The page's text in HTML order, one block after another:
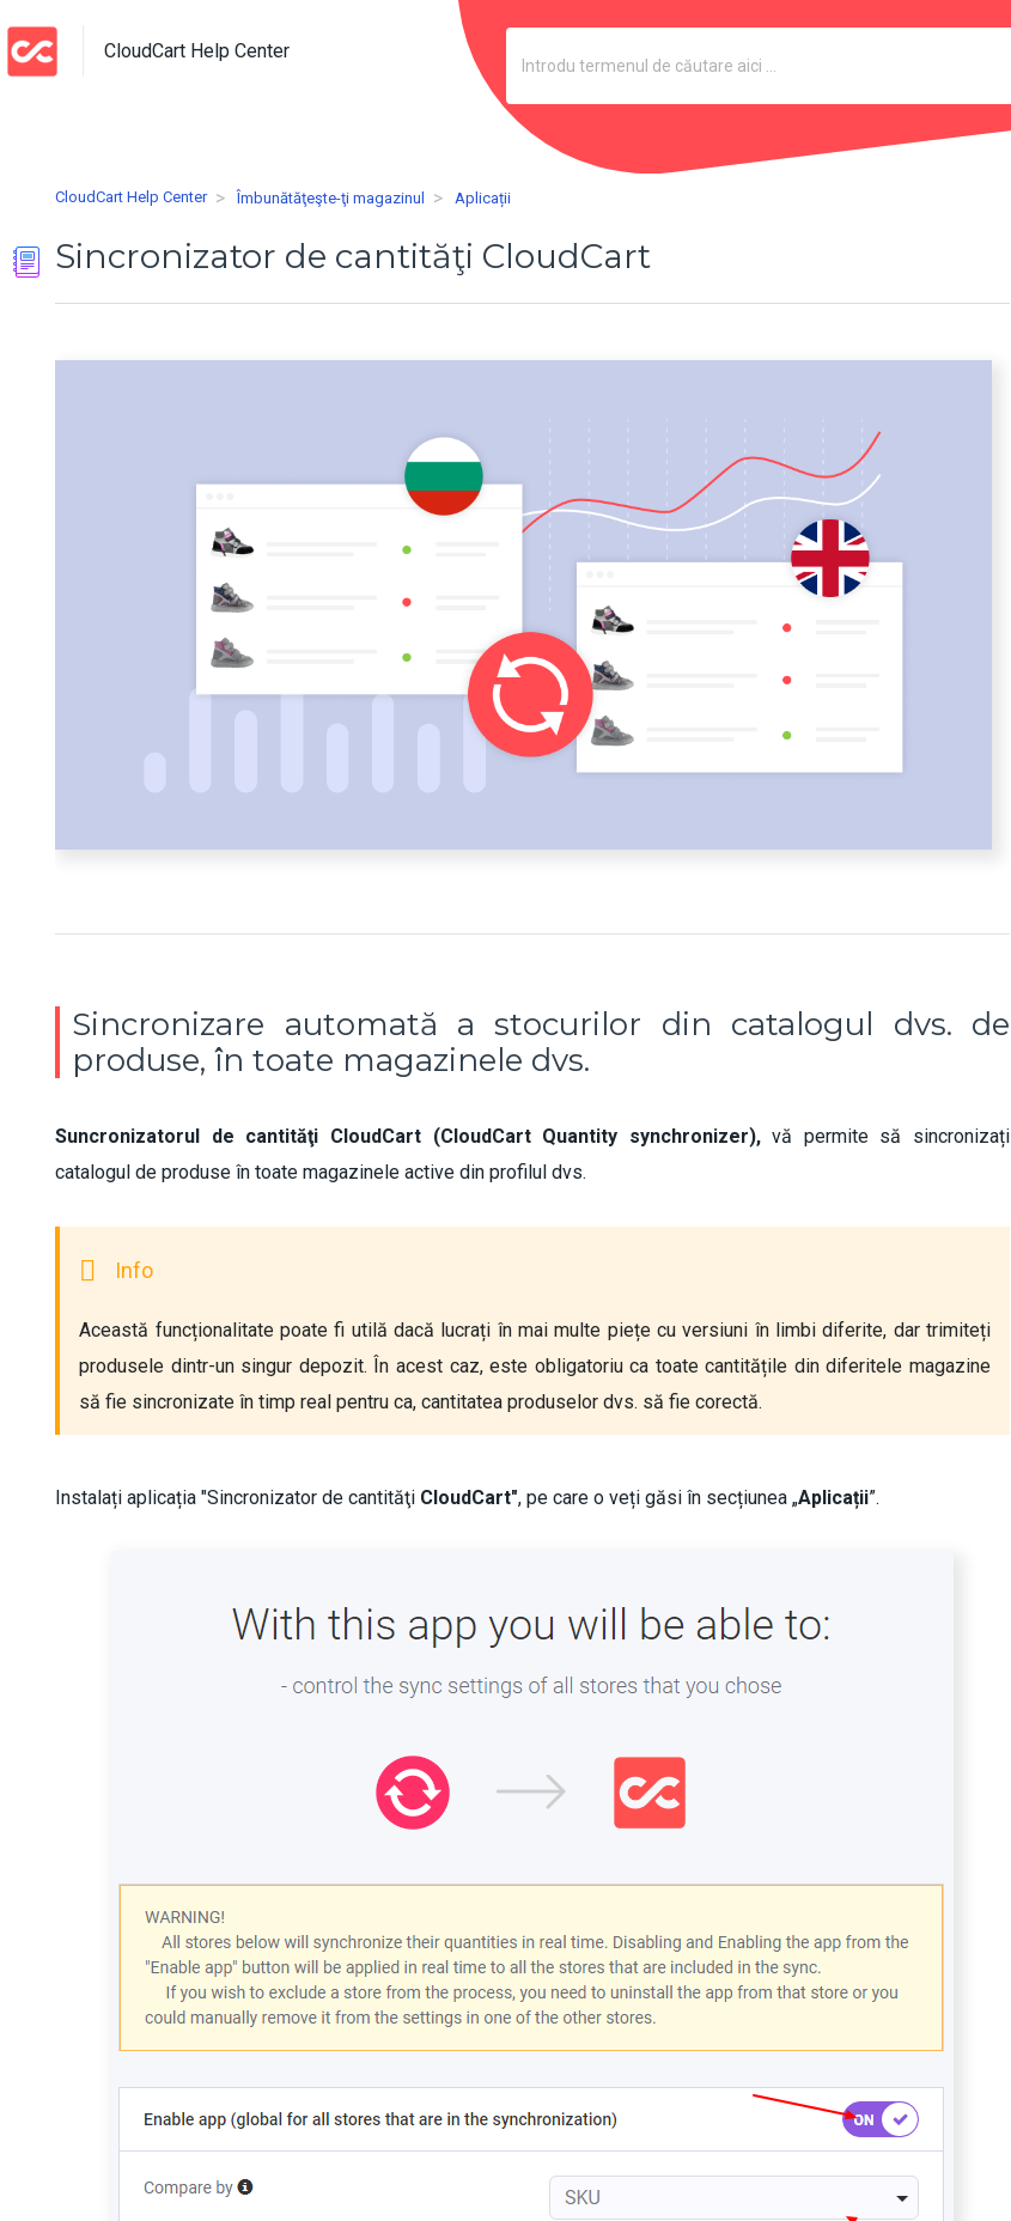
CloudCart Help Center
CloudCart Help Center Îmbunătăţeşte-ţi magazinul Aplicații
Sincronizator de cantităţi CloudCart
Sincronizare automată a stocurilor din catalogul dvs. de
produse, în toate magazinele dvs.
Suncronizatorul de cantităţi CloudCart (CloudCart Quantity synchronizer),vă permite să sincronizați
catalogul de produse în toate magazinele active din profilul dvs.
Această funcționalitate poate fi utilă dacă lucrați în mai multe piețe cu versiuni în limbi diferite, dar trimiteți
produsele dintr-un singur depozit. În acest caz, este obligatoriu ca toate cantitățile din diferitele magazine
să fie sincronizate în timp real pentru ca, cantitatea produselor dvs. să fie corectă.
Instalați aplicația "Sincronizator de cantităţi CloudCart", pe care o veți găsi în secțiunea „Aplicații”.